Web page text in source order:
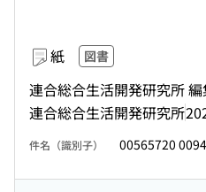
紙 図書
連合総合生活開発研究所
連合総合生活開発研究所
件名（識別子） 00565720